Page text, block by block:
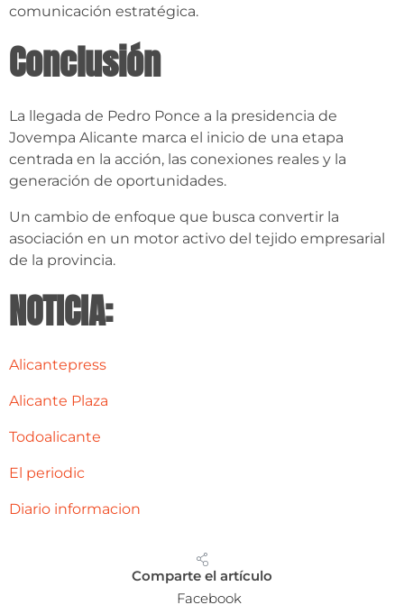
comunicación estratégica.
Conclusión
La llegada de Pedro Ponce a la presidencia de
Jovempa Alicante marca el inicio de una etapa
centrada en la acción, las conexiones reales y la
generación de oportunidades.
Un cambio de enfoque que busca convertir la
asociación en un motor activo del tejido empresarial
de la provincia.
NOTICIA:
Alicantepress
Alicante Plaza
Todoalicante
El periodic
Diario informacion
Comparte el artículo
Facebook